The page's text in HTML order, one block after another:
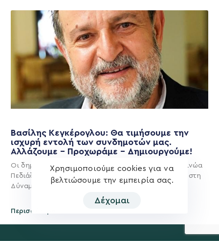
Βασίλης Κεγκέρογλου: Θα τιμήσουμε την
ισχυρή εντολή των συνδημοτών μας.
Αλλάζουμε – Προχωράμε – Δημιουργούμε!
Οι δημότες μίλησαν και αποφάσισαν για το Δήμο Μινώα
Πεδιάδας του μέλλοντος και έδωσαν ισχυρή εντολή στη
Δύναμη Προόδου και
Περισσότερα
Χρησιμοποιούμε cookies για να
βελτιώσουμε την εμπειρία σας.
Δέχομαι